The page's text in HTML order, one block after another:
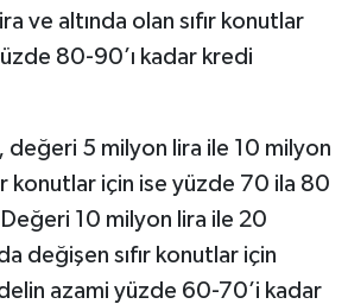
ve altında olan sıfır konutlar
80-90’ı kadar kredi
değeri 5 milyon lira ile 10 milyon
konutlar için ise yüzde 70 ila 80
10 milyon lira ile 20
değişen sıfır konutlar için
azami yüzde 60-70’i kadar